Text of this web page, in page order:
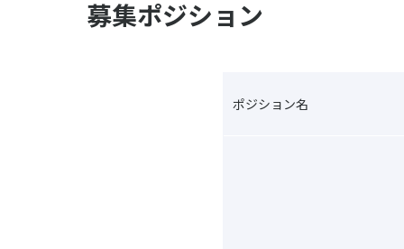
募集ポジション
ポジション名